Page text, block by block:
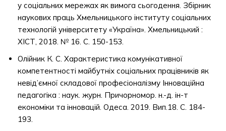
у соціальних мережах як вимога сьогодення. Збірник
наукових праць Хмельницького інституту соціальних
технологій університету «Україна». Хмельницький :
ХІСТ, 2018. № 16. С. 150-153.
Олійник К. С. Характеристика комунікативної
компетентності майбутніх соціальних працівників як
невід’ємної складової професіоналізму Інноваційна
педагогіка : наук. журн. Причорномор. н.-д. ін-т
економіки та інновацій. Одеса. 2019. Вип.18. С. 184-
193.